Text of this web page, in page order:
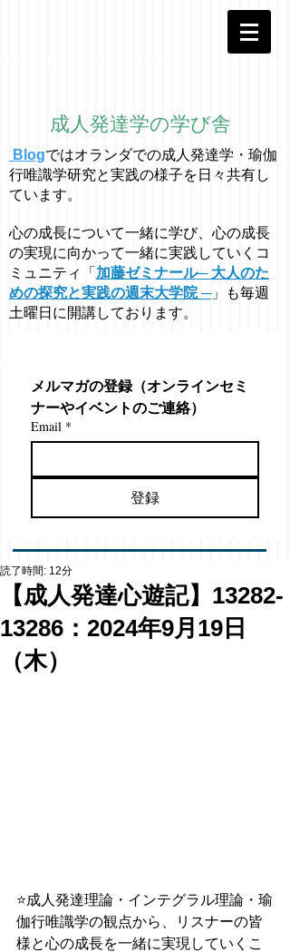
成人発達学の学び舎
Blogではオラ ンダでの成人発達学・ 瑜伽
行唯識学研究と実践の様子を日々共有し
ています。
心の成長について一緒に学び、心の成長
の実現に向かって一緒に実践していくコ
ミュニティ「 加藤ゼミナール─ 大人のた
めの探究と実践の週末大学院 ─」も毎週
土曜日に開講しております。
メルマガの登録（オンラインセミ
ナーやイベントのご連絡）
Email *
登録
【成人発達心遊記】13282-
13286：2024年9月19日
（木）
読了時間: 12分
⭐️成人発達理論・インテグラル理論・瑜
伽行唯識学の観点から、リスナーの皆
様と心の成長を一緒に実現していくこ